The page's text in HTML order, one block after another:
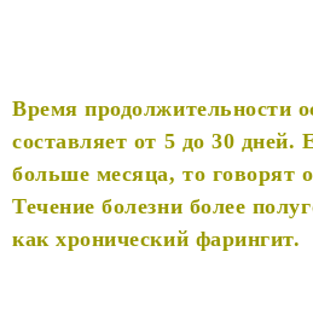
Время продолжительности
составляет от 5 до 30 дней.
больше месяца, то говорят
Течение болезни более
как хронический фарингит.